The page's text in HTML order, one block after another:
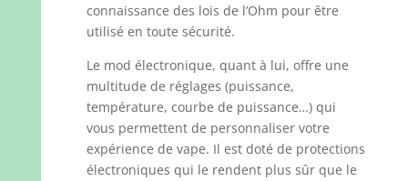
connaissance des lois de l’Ohm pour être
utilisé en toute sécurité.
Le mod électronique, quant à lui, offre une
multitude de réglages (puissance,
température, courbe de puissance…) qui
vous permettent de personnaliser votre
expérience de vape. Il est doté de protections
électroniques qui le rendent plus sûr que le